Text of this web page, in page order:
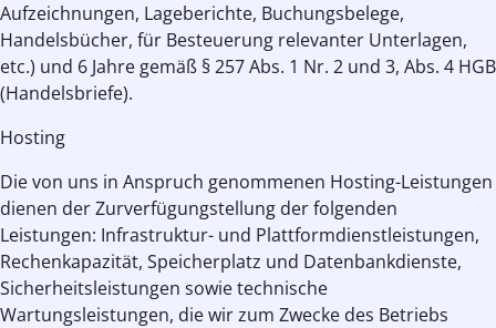
Aufzeichnungen, Lageberichte, Buchungsbelege,
Handelsbücher, für Besteuerung relevanter Unterlagen,
etc.) und 6 Jahre gemäß § 257 Abs. 1 Nr. 2 und 3, Abs. 4 HGB
(Handelsbriefe).
Hosting
Die von uns in Anspruch genommenen Hosting-Leistungen
dienen der Zurverfügungstellung der folgenden
Leistungen: Infrastruktur- und Plattformdienstleistungen,
Rechenkapazität, Speicherplatz und Datenbankdienste,
Sicherheitsleistungen sowie technische
Wartungsleistungen, die wir zum Zwecke des Betriebs